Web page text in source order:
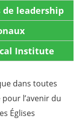
de leadership
Institute
dans toutes
l’avenir du
Églises